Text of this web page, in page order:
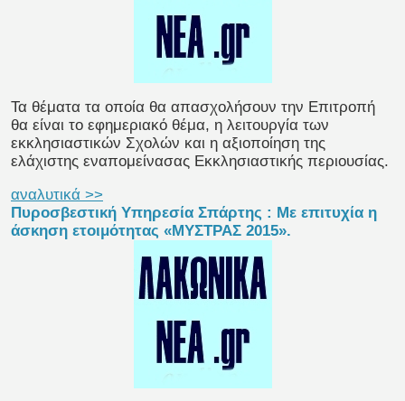
Τα θέματα τα οποία θα απασχολήσουν την Επιτροπή
θα είναι το εφημεριακό θέμα, η λειτουργία των
εκκλησιαστικών Σχολών και η αξιοποίηση της
ελάχιστης εναπομείνασας Εκκλησιαστικής περιουσίας.
αναλυτικά >>
Πυροσβεστική Υπηρεσία Σπάρτης : Με επιτυχία η
άσκηση ετοιμότητας «ΜΥΣΤΡΑΣ 2015».